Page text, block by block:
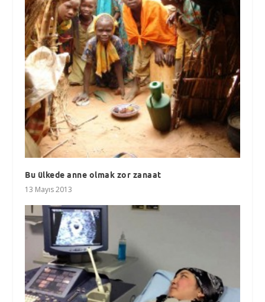
Bu ülkede anne olmak zor zanaat
13 Mayıs 2013